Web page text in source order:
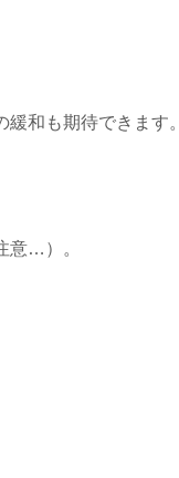
和も期待できます。
意…）。